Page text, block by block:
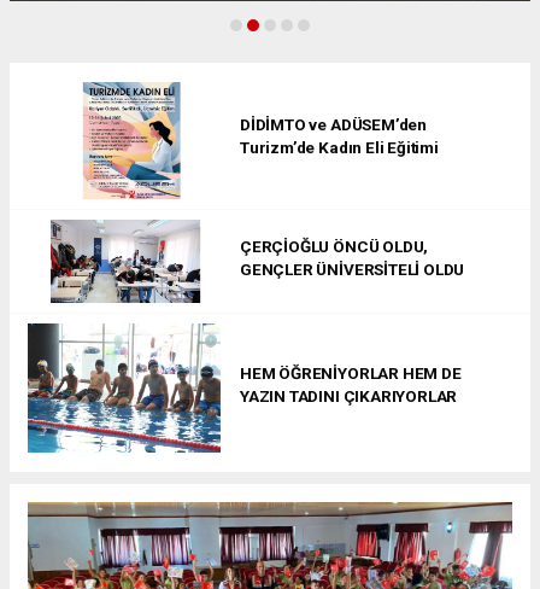
DİDİMTO ve ADÜSEM’den
Turizm’de Kadın Eli Eğitimi
ÇERÇİOĞLU ÖNCÜ OLDU,
GENÇLER ÜNİVERSİTELİ OLDU
HEM ÖĞRENİYORLAR HEM DE
YAZIN TADINI ÇIKARIYORLAR